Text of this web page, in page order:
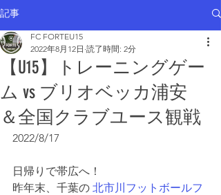
記事
【U15】トレーニングゲー
ム vs ブリオベッカ浦安
＆全国クラブユース観戦
FC FORTEU15
2022年8月12日 読了時間: 2分
2022/8/17
日帰りで帯広へ！
昨年末、千葉の 北市川フットボールフ